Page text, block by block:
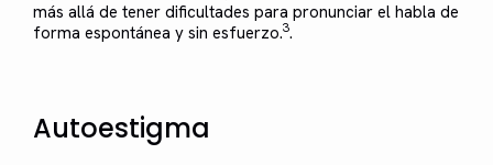
más allá de tener dificultades para pronunciar el habla de
forma espontánea y sin esfuerzo.3.
Autoestigma